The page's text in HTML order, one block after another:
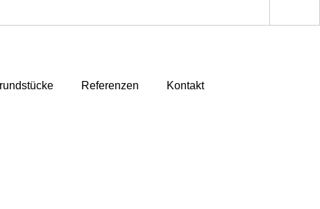
Referenzen Kontakt